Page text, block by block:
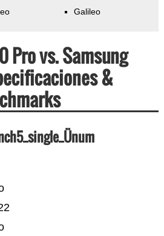
Galileo
Pro vs. Samsung
&